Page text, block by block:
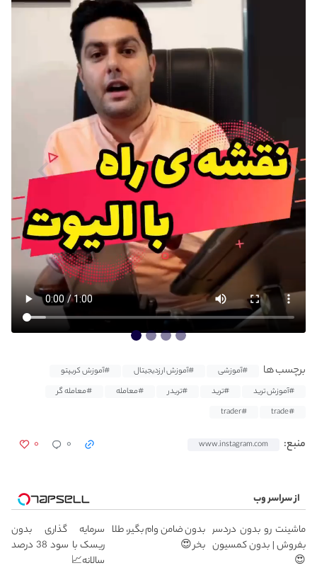
برچسب ها #آموزشی #آموزش ارزدیجیتال
#آموزش کریپتو
#آموزش ترید
#ترید #تریدر #معامله
#معامله گر
#trade
#trader
منبع: www.instagram.com ۰ ۰
از سراسر وب
ماشینت رو بدون دردسر
بفروش | بدون کمسیون
😍
بدون ضامن وام بگیر، طلا
بخر 😍
سرمایه گذاری بدون
ریسک با سود 38 درصد
سالانه📈